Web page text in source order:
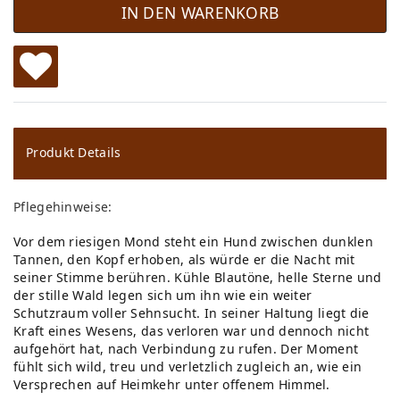
IN DEN WARENKORB
W
u
ns
ch
lis
te
Produkt Details
Pflegehinweise:
Vor dem riesigen Mond steht ein Hund zwischen dunklen
Tannen, den Kopf erhoben, als würde er die Nacht mit
seiner Stimme berühren. Kühle Blautöne, helle Sterne und
der stille Wald legen sich um ihn wie ein weiter
Schutzraum voller Sehnsucht. In seiner Haltung liegt die
Kraft eines Wesens, das verloren war und dennoch nicht
aufgehört hat, nach Verbindung zu rufen. Der Moment
fühlt sich wild, treu und verletzlich zugleich an, wie ein
Versprechen auf Heimkehr unter offenem Himmel.